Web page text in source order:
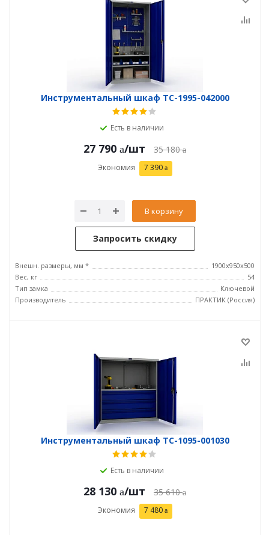
Инструментальный шкаф TC-1995-042000
Есть в наличии
27 790 /шт 35 180
Экономия 7 390
В корзину
Запросить скидку
Внешн. размеры, мм *
1900x950x500
Вес, кг
54
Тип замка
Ключевой
Производитель
ПРАКТИК (Россия)
Инструментальный шкаф TC-1095-001030
Есть в наличии
28 130 /шт 35 610
Экономия 7 480